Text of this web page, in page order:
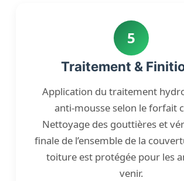
5
Traitement &
Application du traitement
anti-mousse selon le forfait
Nettoyage des gouttières et
finale de l’ensemble de la
toiture est protégée pour les
venir.